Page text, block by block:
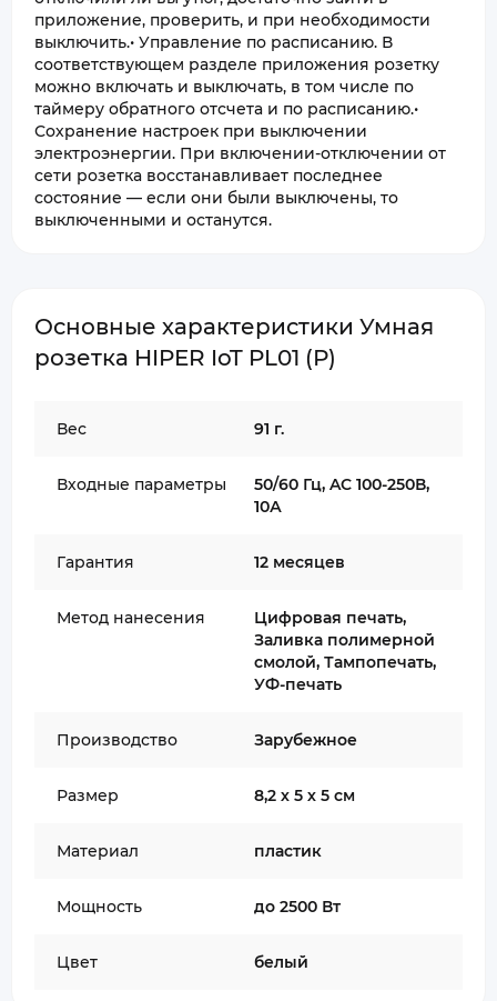
приложение, проверить, и при необходимости
выключить.• Управление по расписанию. В
соответствующем разделе приложения розетку
можно включать и выключать, в том числе по
таймеру обратного отсчета и по расписанию.•
Сохранение настроек при выключении
электроэнергии. При включении-отключении от
сети розетка восстанавливает последнее
состояние — если они были выключены, то
выключенными и останутся.
Основные характеристики Умная
розетка HIPER IoT PL01 (Р)
Вес 91 г.
Входные параметры
50/60 Гц, AC 100-250В,
10А
Гарантия 12 месяцев
Метод нанесения
Цифровая печать,
Заливка полимерной
смолой, Тампопечать,
УФ-печать
Производство Зарубежное
Размер 8,2 х 5 х 5 см
Материал пластик
Мощность до 2500 Вт
Цвет белый